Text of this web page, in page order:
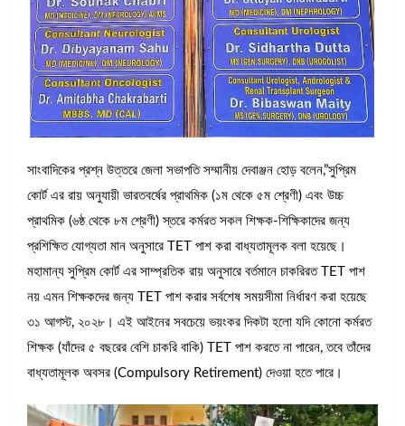
সাংবাদিকের প্রশ্ন উত্তরে জেলা সভাপতি সম্মানীয় দেবাঞ্জন হোড় বলেন,”সুপ্রিম
কোর্ট এর রায় অনুযায়ী ভারতবর্ষের প্রাথমিক (১ম থেকে ৫ম শ্রেণী) এবং উচ্চ
প্রাথমিক (৬ষ্ঠ থেকে ৮ম শ্রেণী) স্তরে কর্মরত সকল শিক্ষক-শিক্ষিকাদের জন্য
প্রশিক্ষিত যোগ্যতা মান অনুসারে TET পাশ করা বাধ্যতামূলক বলা হয়েছে।
মহামান্য সুপ্রিম কোর্ট এর সাম্প্রতিক রায় অনুসারে বর্তমানে চাকরিরত TET পাশ
নয় এমন শিক্ষকদের জন্য TET পাশ করার সর্বশেষ সময়সীমা নির্ধারণ করা হয়েছে
৩১ আগস্ট, ২০২৮। এই আইনের সবচেয়ে ভয়ংকর দিকটা হলো যদি কোনো কর্মরত
শিক্ষক (যাঁদের ৫ বছরের বেশি চাকরি বাকি) TET পাশ করতে না পারেন, তবে তাঁদের
বাধ্যতামূলক অবসর (Compulsory Retirement) দেওয়া হতে পারে।